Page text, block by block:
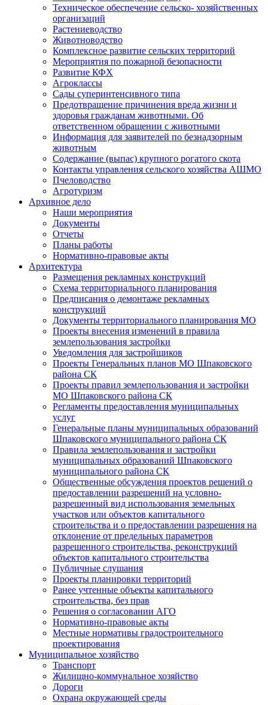
Техническое обеспечение сельско- хозяйственных
организаций
Растениеводство
Животноводство
Комплексное развитие сельских территорий
Мероприятия по пожарной безопасности
Развитие КФХ
Агроклассы
Сады суперинтенсивного типа
Предотвращение причинения вреда жизни и
здоровья гражданам животными. Об
ответственном обращении с животными
Информация для заявителей по безнадзорным
животным
Содержание (выпас) крупного рогатого скота
Контакты управления сельского хозяйства АШМО
Пчеловодство
Агротуризм
Архивное дело
Наши мероприятия
Документы
Отчеты
Планы работы
Нормативно-правовые акты
Архитектура
Размещения рекламных конструкций
Схема территориального планирования
Предписания о демонтаже рекламных
конструкций
Документы территориального планирования МО
Проекты внесения изменений в правила
землепользования застройки
Уведомления для застройщиков
Проекты Генеральных планов МО Шпаковского
района СК
Проекты правил землепользования и застройки
МО Шпаковского района СК
Регламенты предоставления муниципальных
услуг
Генеральные планы муниципальных образований
Шпаковского муниципального района СК
Правила землепользования и застройки
муниципальных образований Шпаковского
муниципального района СК
Общественные обсуждения проектов решений о
предоставлении разрешений на условно-
разрешенный вид использования земельных
участков или объектов капитального
строительства и о предоставлении разрешения на
отклонение от предельных параметров
разрешенного строительства, реконструкций
объектов капитального строительства
Публичные слушания
Проекты планировки территорий
Ранее учтенные объекты капитального
строительства, без прав
Решения о согласовании АГО
Нормативно-правовые акты
Местные нормативы градостроительного
проектирования
Муниципальное хозяйство
Транспорт
Жилищно-коммунальное хозяйство
Дороги
Охрана окружающей среды